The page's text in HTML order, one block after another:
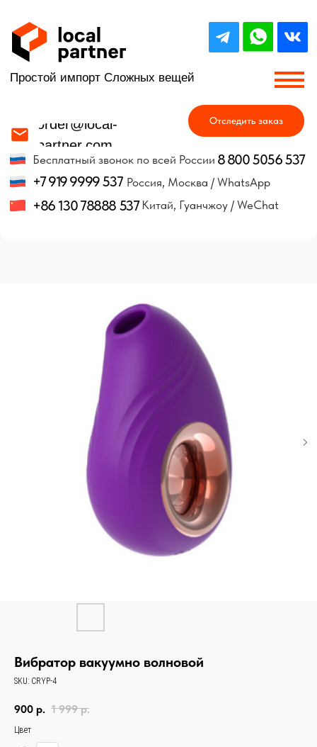
+86 130 78888 537
+7 919 9999 537
8 800 5056 537
Китай, Гуанчжоу / WeChat
Россия, Москва / WhatsApp
Простой импорт Сложных вещей
Отследить заказ
Вибратор вакуумно волновой
SKU: CRYP-4
900 р. 1 999 р.
Цвет